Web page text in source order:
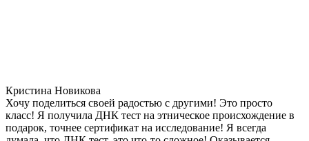
Кристина Новикова
Хочу поделиться своей радостью с другими! Это просто
класс! Я получила ДНК тест на этническое происхождение в
подарок, точнее сертификат на исследование! Я всегда